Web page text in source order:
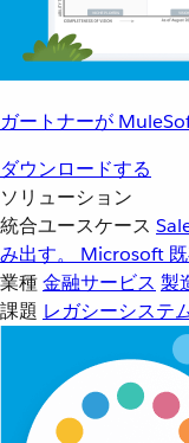
ガートナーが
ダウンロードする
ソリューション
統合ユースケース
み出す。
Microsoft
業種金融サービス 製
課題 レガシーシステ